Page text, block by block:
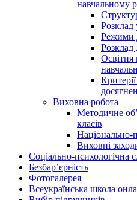
навчальному
Розклад
Режими
Розклад
Освітня
Виховна робота
Методичне
класів
Національно-
Виховні
Соціально-психологічна
Безбар’єрність
Фотогалерея
Всеукраїнська школа